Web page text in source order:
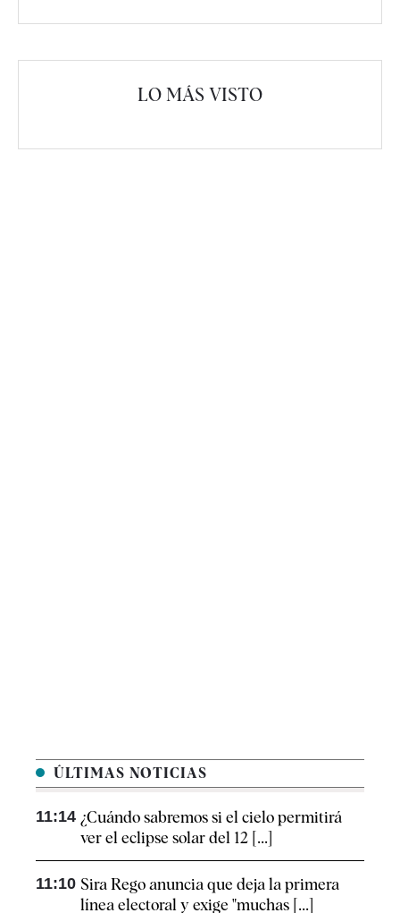
LO MÁS VISTO
ÚLTIMAS NOTICIAS
11:14 ¿Cuándo sabremos si el cielo permitirá
ver el eclipse solar del 12 [...]
11:10 Sira Rego anuncia que deja la primera
línea electoral y exige "muchas [...]